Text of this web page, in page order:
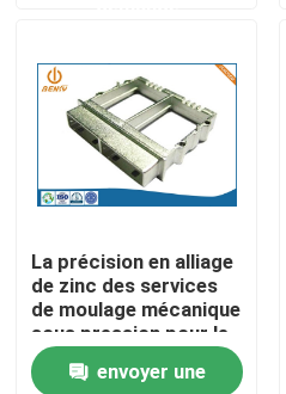
Pièces de usinage de
Pièces de rotation de
Clôtures électroniques
Pièces en plastique
La précision en alliage
de zinc des services
de moulage mécanique
sous pression pour le
connecteur
électroniqueenvoyer une